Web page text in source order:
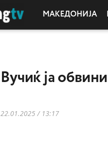
МАКЕДОНИЈА
Вучиќ ја
22.01.2025 / 13:17